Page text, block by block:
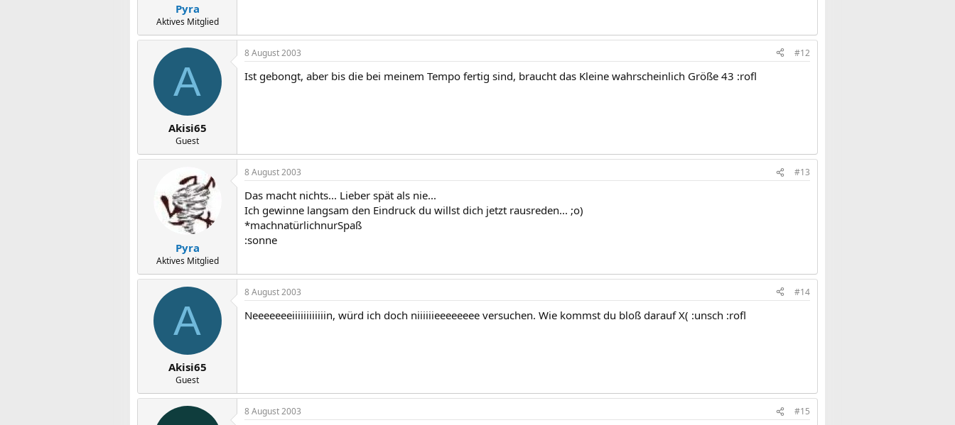
Pyra
Aktives Mitglied
A
Akisi65
Guest
8 August 2003 #12
Ist gebongt, aber bis die bei meinem Tempo fertig sind, braucht das Kleine wahrscheinlich Größe 43 :rofl
Pyra
Aktives Mitglied
8 August 2003 #13
Das macht nichts... Lieber spät als nie...
Ich gewinne langsam den Eindruck du willst dich jetzt rausreden... ;o)
*machnatürlichnurSpaß
:sonne
A
Akisi65
Guest
8 August 2003 #14
Neeeeeeeiiiiiiiiiiiin, würd ich doch niiiiiieeeeeeee versuchen. Wie kommst du bloß darauf X( :unsch :rofl
8 August 2003 #15